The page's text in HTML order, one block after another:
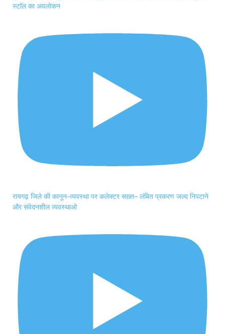
स्टाॅल का अवलोकन
रायगढ़ जिले की कानून-व्यवस्था पर कलेक्टर सख़्त– लंबित प्रकरण जल्द निपटाने
और संवेदनशील व्यवस्थाओ